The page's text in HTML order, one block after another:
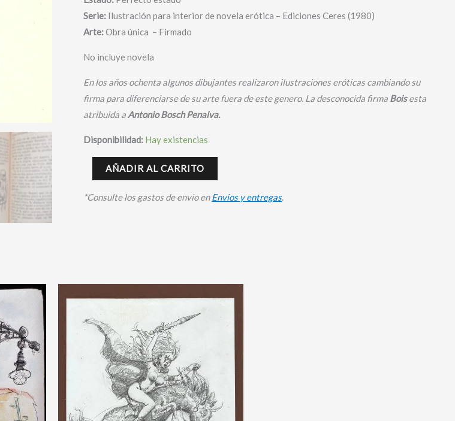
Serie: Ilustración para interior de novela erótica – Ediciones Ceres (1980)
Arte:Obra única – Firmado
No incluye novela
En los años ochenta algunos dibujantes realizaron ilustraciones eróticas cambiando su
firma para diferenciarse de su arte fuera de este genero. La desconocida firma Boisesta
atribuida aAntonio Bosch Penalva.
Disponibilidad: Hay existencias
AÑADIR AL CARRITO
*Consulte los gastos de envio enEnvios y entregas.